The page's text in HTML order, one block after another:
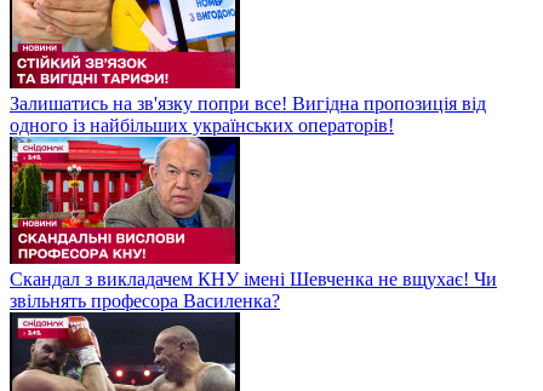
Залишатись на зв'язку попри все! Вигідна пропозиція від
одного із найбільших українських операторів!
Скандал з викладачем КНУ імені Шевченка не вщухає! Чи
звільнять професора Василенка?